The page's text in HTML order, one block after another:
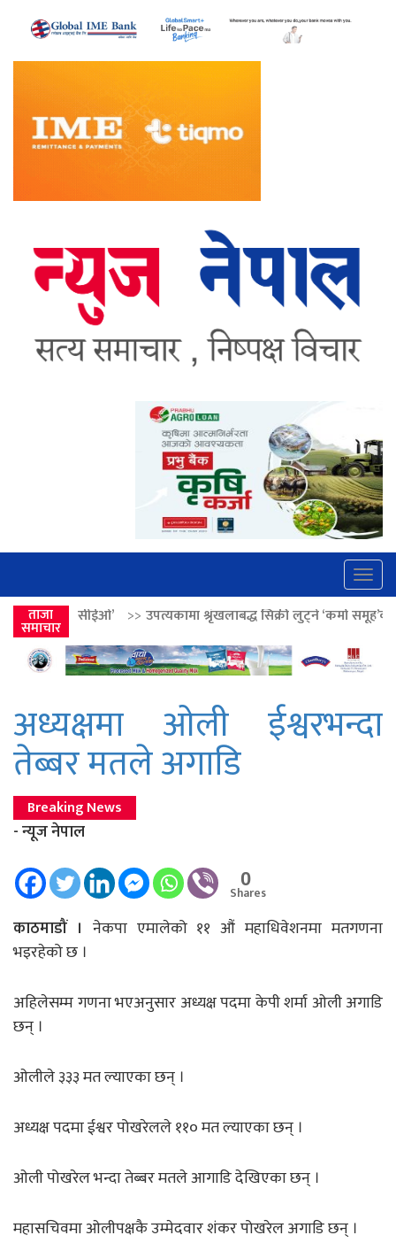
ताजा
समाचार
उपत्यकामा श्रृंखलाबद्ध सिक्री लुट्ने ‘कर्मा समूह’का नाइकेसहित पाँच पक्राउ
अध्यक्षमा ओली ईश्वरभन्दा
तेब्बर मतले अगाडि
Breaking News
- न्यूज नेपाल
0
Shares
काठमाडौं । नेकपा एमालेको ११ औं महाधिवेशनमा मतगणना
भइरहेको छ ।
अहिलेसम्म गणना भएअनुसार अध्यक्ष पदमा केपी शर्मा ओली अगाडि
छन् ।
ओलीले ३३३ मत ल्याएका छन् ।
अध्यक्ष पदमा ईश्वर पोखरेलले ११० मत ल्याएका छन् ।
ओली पोखरेल भन्दा तेब्बर मतले आगाडि देखिएका छन् ।
महासचिवमा ओलीपक्षकै उम्मेदवार शंकर पोखरेल अगाडि छन् ।